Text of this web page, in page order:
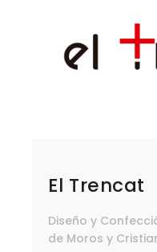
El Trencat
Diseño y
de Moros y